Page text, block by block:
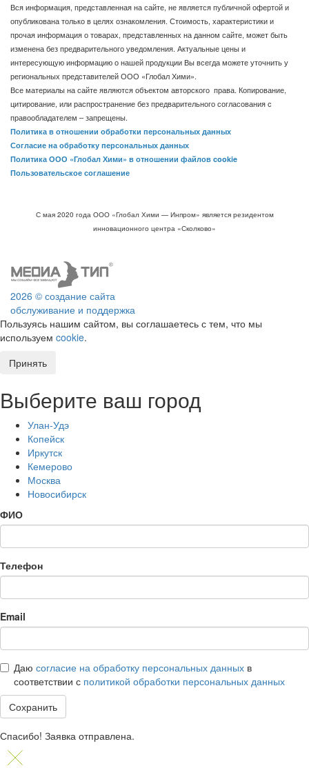
Вся информация, представленная на сайте, не является публичной офертой и
опубликована только в целях ознакомления. Стоимость, характеристики и
прочая информация о товарах, представленных на данном сайте, может быть
изменена без предварительного уведомления. Актуальные цены и
интересующую информацию о нашей продукции Вы всегда можете уточнить у
региональных представителей ООО «Глобал Хими».
Все материалы на сайте являются объектом авторского права. Копирование,
цитирование, или распространение без предварительного согласования с
правообладателем – запрещены.
Политика в отношении обработки персональных данных
Согласие на обработку персональных данных
Политика ООО «Глобал Хими» в отношении файлов cookie
Пользовательское соглашение
С мая 2020 года ООО «Глобал Хими — Инпром» является резидентом
инновационного центра «Сколково»
2026 © создание сайта
обслуживание и поддержка
Пользуясь нашим сайтом, вы соглашаетесь с тем, что мы
используем cookie.
Принять
Выберите ваш город
Улан-Удэ
Копейск
Иркутск
Кемерово
Москва
Новосибирск
ФИО
Телефон
Email
Даю согласие на обработку персональных данных в
соответствии с политикой обработки персональных данных
Сохранить
Спасибо! Заявка отправлена.